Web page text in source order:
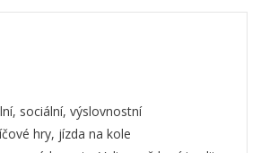
sociální, výslovnostní
hry, jízda na kole